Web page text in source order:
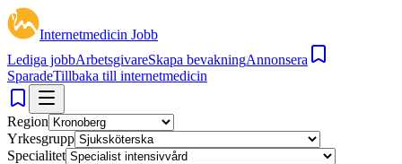
Internetmedicin Jobb
Lediga jobbArbetsgivareSkapa bevakningAnnonsera
SparadeTillbaka till internetmedicin
Region
Yrkesgrupp
Specialitet